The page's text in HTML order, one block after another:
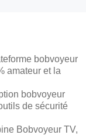
bobvoyeur
amateur et la
bobvoyeur
de sécurité
Bobvoyeur TV,